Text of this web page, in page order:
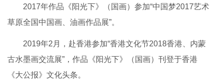
2017年作品《阳光下》（国画）参加“中国梦2017艺术
草原全国中国画、油画作品展”。
2019年2月，赴香港参加“香港文化节2018香港、内蒙
古水墨画交流展”，作品《阳光下》（国画）刊登于香港
《大公报》文化头条。